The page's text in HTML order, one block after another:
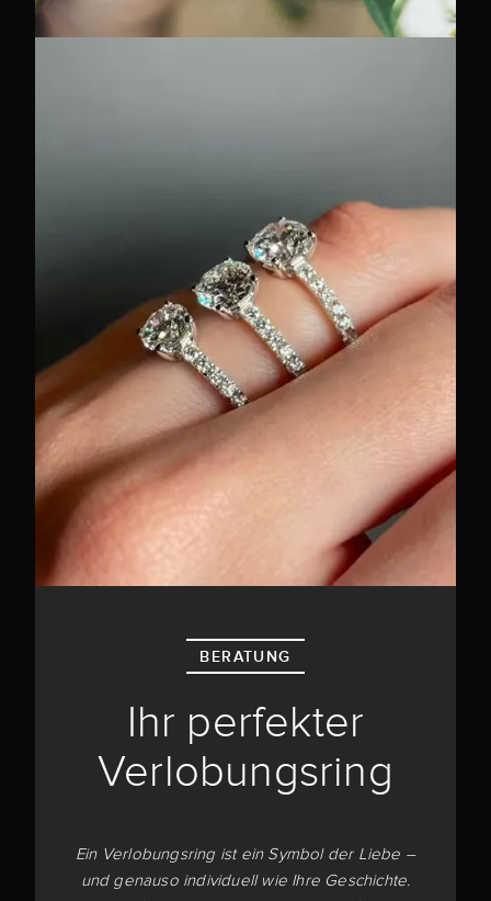
BERATUNG
Ihr perfekter
Verlobungsring
Ein Verlobungsring ist ein Symbol der Liebe –
und genauso individuell wie Ihre Geschichte.